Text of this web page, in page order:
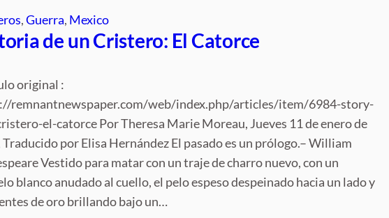
, Guerra, Mexico
de un Cristero: El Catorce
original :
remnantnewspaper.com/web/index.php/articles/item/6984-story-
el-catorce Por Theresa Marie Moreau, Jueves 11 de enero de
Traducido por Elisa Hernández El pasado es un prólogo.– William
Vestido para matar con un traje de charro nuevo, con un
blanco anudado al cuello, el pelo espeso despeinado hacia un lado y
de oro brillando bajo un…